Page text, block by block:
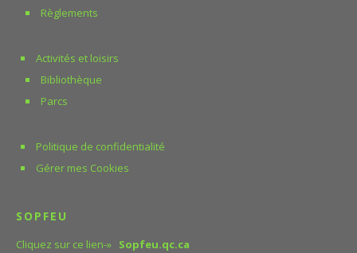
Règlements
Activités et loisirs
Bibliothèque
Parcs
Politique de confidentialité
Gérer mes Cookies
SOPFEU
Cliquez sur ce lien-» Sopfeu.qc.ca